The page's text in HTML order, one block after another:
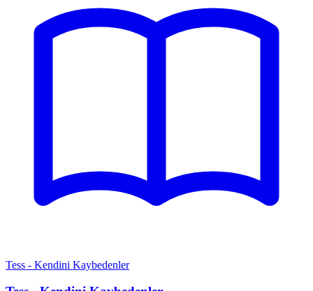
Tess - Kendini Kaybedenler